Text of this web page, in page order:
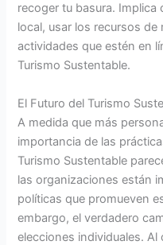
recoger tu basura. Implica
local, usar los recursos de
actividades que estén en
Turismo Sustentable.
El Futuro del Turismo
A medida que más
importancia de las
Turismo Sustentable
las organizaciones están
políticas que promueven
embargo, el verdadero
elecciones individuales.